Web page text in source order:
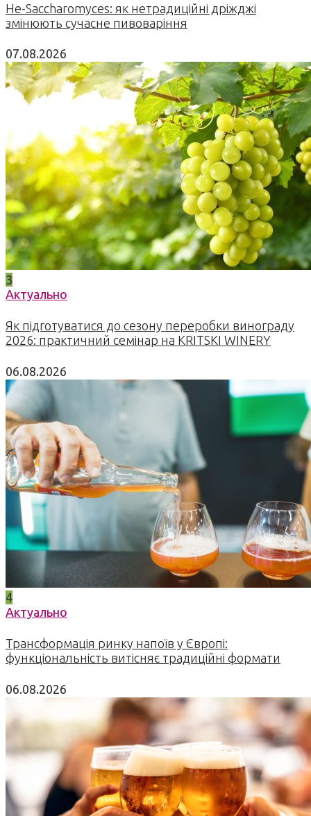
Не-Saccharomyces: як нетрадиційні дріжджі
змінюють сучасне пивоваріння
07.08.2026
3
Актуально
Як підготуватися до сезону переробки винограду
2026: практичний семінар на KRITSKI WINERY
06.08.2026
4
Актуально
Трансформація ринку напоїв у Європі:
функціональність витісняє традиційні формати
06.08.2026